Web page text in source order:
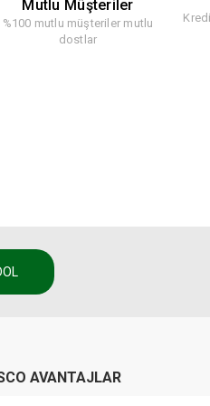
Mutlu Müşteriler
%100 mutlu müşteriler mutlu
dostlar
AVANTAJLAR